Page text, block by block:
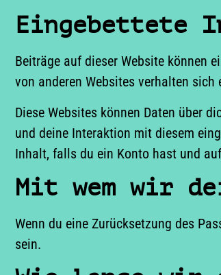
Eingebettete
Beiträge auf dieser Website können
von anderen Websites verhalten
Diese Websites können Daten über
und deine Interaktion mit diesem
Inhalt, falls du ein Konto hast und
Mit wem wir
Wenn du eine Zurücksetzung des
sein.